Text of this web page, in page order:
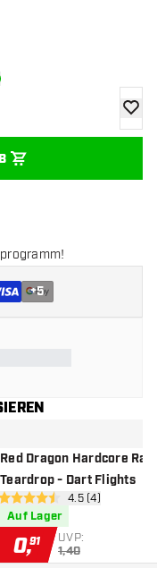
Zur
+5
hinzufügen
Red Dragon Hardcore
Teardrop - Dart Flights
4.5 Bewertungssterne
4.5 (4)
Auf Lager
0,91 UVP:
1,40